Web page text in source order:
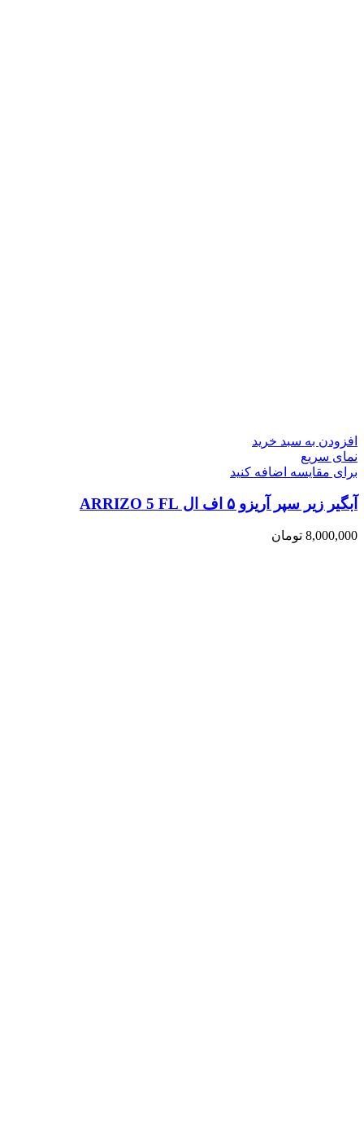
افزودن به سبد خرید
نمای سریع
برای مقایسه اضافه کنید
آبگیر زیر سپر آریزو ۵ اف ال ARRIZO 5 FL
8,000,000 تومان